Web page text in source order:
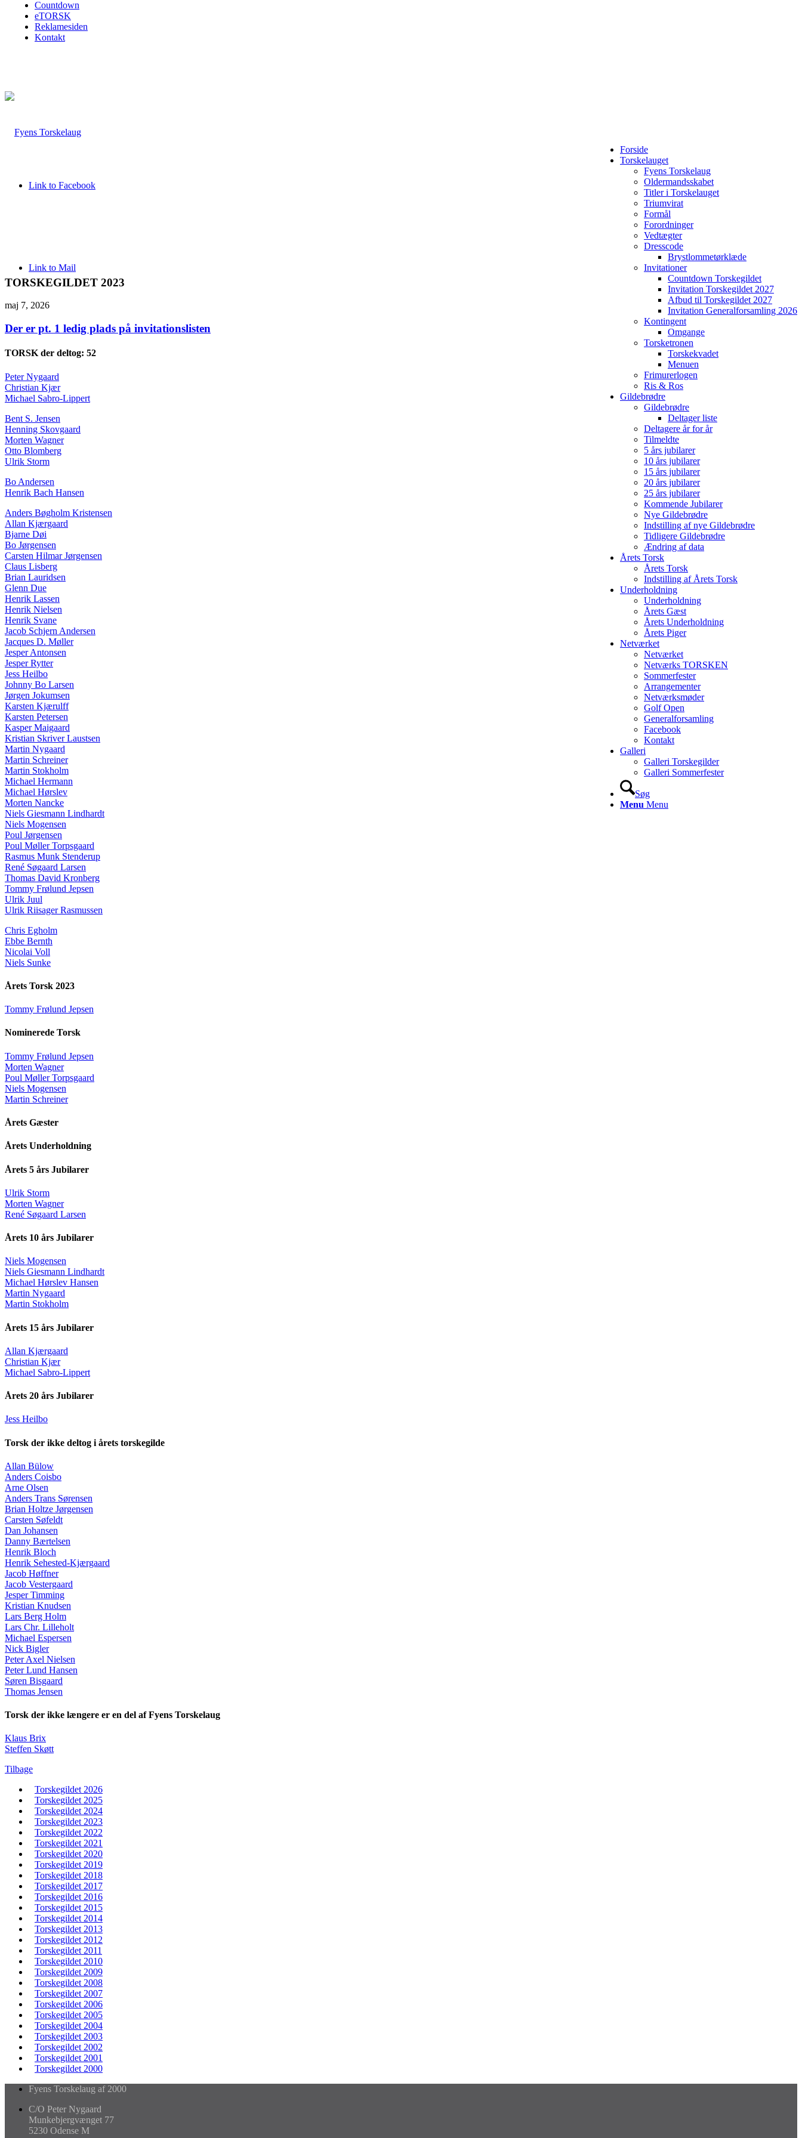
Countdown
eTORSK
Reklamesiden
Kontakt
Link to Facebook
Link to Mail
Forside
Torskelauget
Fyens Torskelaug
Oldermandsskabet
Titler i Torskelauget
Triumvirat
Formål
Forordninger
Vedtægter
Dresscode
Brystlommetørklæde
Invitationer
Countdown Torskegildet
Invitation Torskegildet 2027
Afbud til Torskegildet 2027
Invitation Generalforsamling 2026
Kontingent
Omgange
Torsketronen
Torskekvadet
Menuen
Frimurerlogen
Ris & Ros
Gildebrødre
Gildebrødre
Deltager liste
Deltagere år for år
Tilmeldte
5 års jubilarer
10 års jubilarer
15 års jubilarer
20 års jubilarer
25 års jubilarer
Kommende Jubilarer
Nye Gildebrødre
Indstilling af nye Gildebrødre
Tidligere Gildebrødre
Ændring af data
Årets Torsk
Årets Torsk
Indstilling af Årets Torsk
Underholdning
Underholdning
Årets Gæst
Årets Underholdning
Årets Piger
Netværket
Netværket
Netværks TORSKEN
Sommerfester
Arrangementer
Netværksmøder
Golf Open
Generalforsamling
Facebook
Kontakt
Galleri
Galleri Torskegilder
Galleri Sommerfester
Søg
Menu Menu
TORSKEGILDET 2023
maj 7, 2026
Der er pt. 1 ledig plads på invitationslisten
TORSK der deltog: 52
Peter Nygaard
Christian Kjær
Michael Sabro-Lippert
Bent S. Jensen
Henning Skovgaard
Morten Wagner
Otto Blomberg
Ulrik Storm
Bo Andersen
Henrik Bach Hansen
Anders Bøgholm Kristensen
Allan Kjærgaard
Bjarne Døi
Bo Jørgensen
Carsten Hilmar Jørgensen
Claus Lisberg
Brian Lauridsen
Glenn Due
Henrik Lassen
Henrik Nielsen
Henrik Svane
Jacob Schjern Andersen
Jacques D. Møller
Jesper Antonsen
Jesper Rytter
Jess Heilbo
Johnny Bo Larsen
Jørgen Jokumsen
Karsten Kjærulff
Karsten Petersen
Kasper Maigaard
Kristian Skriver Laustsen
Martin Nygaard
Martin Schreiner
Martin Stokholm
Michael Hermann
Michael Hørslev
Morten Nancke
Niels Giesmann Lindhardt
Niels Mogensen
Poul Jørgensen
Poul Møller Torpsgaard
Rasmus Munk Stenderup
René Søgaard Larsen
Thomas David Kronberg
Tommy Frølund Jepsen
Ulrik Juul
Ulrik Riisager Rasmussen
Chris Egholm
Ebbe Bernth
Nicolai Voll
Niels Sunke
Årets Torsk 2023
Tommy Frølund Jepsen
Nominerede Torsk
Tommy Frølund Jepsen
Morten Wagner
Poul Møller Torpsgaard
Niels Mogensen
Martin Schreiner
Årets Gæster
Årets Underholdning
Årets 5 års Jubilarer
Ulrik Storm
Morten Wagner
René Søgaard Larsen
Årets 10 års Jubilarer
Niels Mogensen
Niels Giesmann Lindhardt
Michael Hørslev Hansen
Martin Nygaard
Martin Stokholm
Årets 15 års Jubilarer
Allan Kjærgaard
Christian Kjær
Michael Sabro-Lippert
Årets 20 års Jubilarer
Jess Heilbo
Torsk der ikke deltog i årets torskegilde
Allan Bülow
Anders Coisbo
Arne Olsen
Anders Trans Sørensen
Brian Holtze Jørgensen
Carsten Søfeldt
Dan Johansen
Danny Bærtelsen
Henrik Bloch
Henrik Sehested-Kjærgaard
Jacob Høffner
Jacob Vestergaard
Jesper Timming
Kristian Knudsen
Lars Berg Holm
Lars Chr. Lilleholt
Michael Espersen
Nick Bigler
Peter Axel Nielsen
Peter Lund Hansen
Søren Bisgaard
Thomas Jensen
Torsk der ikke længere er en del af Fyens Torskelaug
Klaus Brix
Steffen Skøtt
Tilbage
Torskegildet 2026
Torskegildet 2025
Torskegildet 2024
Torskegildet 2023
Torskegildet 2022
Torskegildet 2021
Torskegildet 2020
Torskegildet 2019
Torskegildet 2018
Torskegildet 2017
Torskegildet 2016
Torskegildet 2015
Torskegildet 2014
Torskegildet 2013
Torskegildet 2012
Torskegildet 2011
Torskegildet 2010
Torskegildet 2009
Torskegildet 2008
Torskegildet 2007
Torskegildet 2006
Torskegildet 2005
Torskegildet 2004
Torskegildet 2003
Torskegildet 2002
Torskegildet 2001
Torskegildet 2000
Fyens Torskelaug af 2000
C/O Peter Nygaard
Munkebjergvænget 77
5230 Odense M